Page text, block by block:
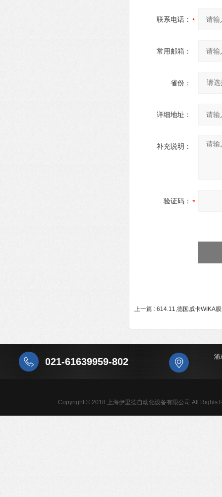
联系电话：
常用邮箱：
省份：
详细地址：
补充说明：
验证码：
上一篇 : 614.11,德国威卡WIKA
021-61639959-802 浦
Copyright © 2018 上海伊里德自动化设备有限公司 All Rights